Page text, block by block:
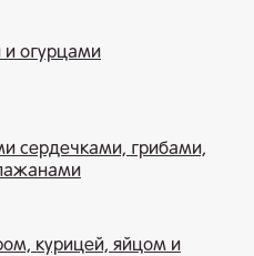
и огурцами
сердечками, грибами,
курицей, яйцом и